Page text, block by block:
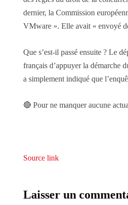
dernier, la Commission
VMware ». Elle avait « envoyé
Que s’est-il passé ensuite ? Le
français d’appuyer la démarche
a simplement indiqué que
🔴 Pour ne manquer aucune
Source link
Laisser un